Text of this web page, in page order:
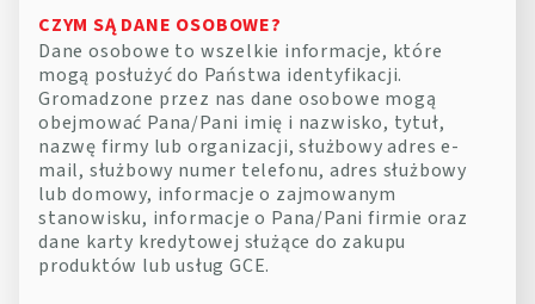
CZYM SĄ DANE OSOBOWE?
Dane osobowe to wszelkie informacje, które
mogą posłużyć do Państwa identyfikacji.
Gromadzone przez nas dane osobowe mogą
obejmować Pana/Pani imię i nazwisko, tytuł,
nazwę firmy lub organizacji, służbowy adres e-
mail, służbowy numer telefonu, adres służbowy
lub domowy, informacje o zajmowanym
stanowisku, informacje o Pana/Pani firmie oraz
dane karty kredytowej służące do zakupu
produktów lub usług GCE.